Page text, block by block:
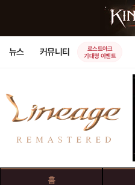
뉴스 커뮤니티
로스트아크
기대평 이벤트
홈